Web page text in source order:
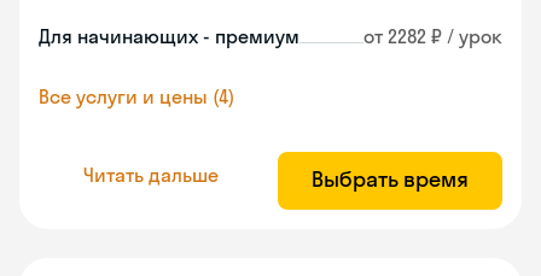
Для начинающих - премиум от 2282 ₽ / урок
Все услуги и цены (4)
Читать дальше Выбрать время